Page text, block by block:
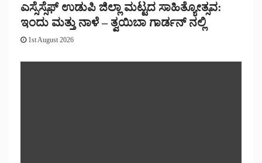
ಎಸ್ಸೆಸ್ಸೆಫ್ ಉಡುಪಿ ಜಿಲ್ಲಾ ಮಟ್ಟದ ಸಾಹಿತ್ಯೋತ್ಸವ:
ಇಂದು ಮತ್ತು ನಾಳೆ – ತ್ವಯಿಬಾ ಗಾರ್ಡನ್ ನಲ್ಲಿ
1st August 2026